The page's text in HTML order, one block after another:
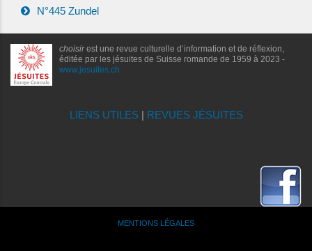
N°445 Zundel
choisirest une revue culturelle d’information et de réflexion,
éditée par les jésuites de Suisse romande de 1959 à 2023 -
www.jesuites.ch
LIENS UTILES| REVUES JÉSUITES
MENTIONS LÉGALES